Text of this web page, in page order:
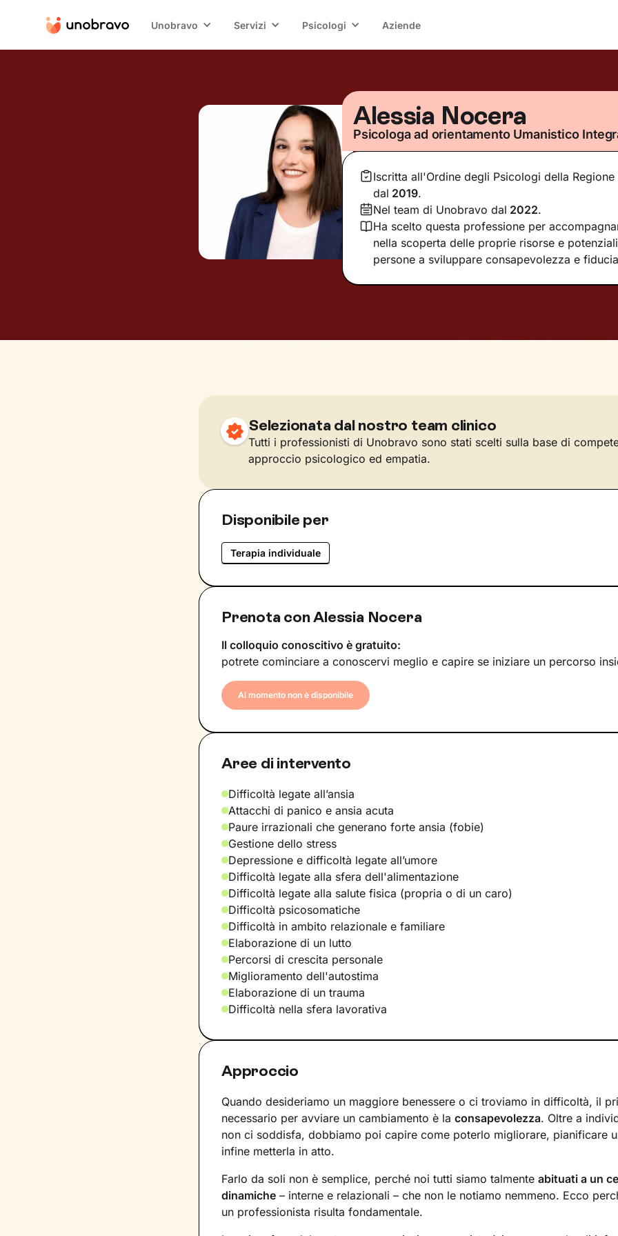
Unobravo Servizi Psicologi Aziende
Alessia Nocera
Psicologa ad orientamento Umanistico
Iscritta all'Ordine degli Psicologi della Regione
dal 2019.
Nel team di Unobravo dal 2022.
Ha scelto questa professione per
nella scoperta delle proprie risorse e
persone a sviluppare consapevolezza e
Selezionata dal nostro team clinico
Tutti i professionisti di Unobravo sono stati scelti sulla base di
approccio psicologico ed empatia.
Disponibile per
Terapia individuale
Prenota con Alessia Nocera
Il colloquio conoscitivo è gratuito:
potrete cominciare a conoscervi meglio e capire se iniziare un percorso
Al momento non è disponibile
Aree di intervento
Difficoltà legate all’ansia
Attacchi di panico e ansia acuta
Paure irrazionali che generano forte ansia (fobie)
Gestione dello stress
Depressione e difficoltà legate all’umore
Difficoltà legate alla sfera dell'alimentazione
Difficoltà legate alla salute fisica (propria o di un caro)
Difficoltà psicosomatiche
Difficoltà in ambito relazionale e familiare
Elaborazione di un lutto
Percorsi di crescita personale
Miglioramento dell'autostima
Elaborazione di un trauma
Difficoltà nella sfera lavorativa
Approccio
Quando desideriamo un maggiore benessere o ci troviamo in difficoltà, il
necessario per avviare un cambiamento è la consapevolezza. Oltre a
non ci soddisfa, dobbiamo poi capire come poterlo migliorare, pianificare
infine metterla in atto.
Farlo da soli non è semplice, perché noi tutti siamo talmente abituati a un
dinamiche – interne e relazionali – che non le notiamo nemmeno. Ecco
un professionista risulta fondamentale.